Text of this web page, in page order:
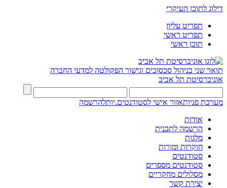
דילוג לתוכן העיקרי
תפריט עליון
תפריט ראשי
תוכן ראשי
תואר שני בניהול סכסוכים וגישור הפקולטה למדעי החברה
אוניברסיטת תל אביב
מערכת פניותאזור אישי לסטודנטים.יותלהרשמה
אודות
הרשמה לתכנית
מלגות
חוקרות ומורות
סטודנטים
סטודנטים מספרים
מסלולים מחקריים
יצירת קשר